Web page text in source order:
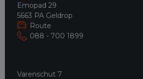
Emopad 29
5663 PA Geldrop
Route
088 - 700 1899
Varenschut 7